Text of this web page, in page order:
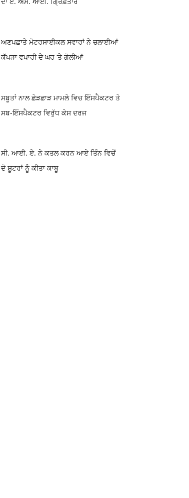
ਅਣਪਛਾਤੇ ਮੋਟਰਸਾਈਕਲ ਸਵਾਰਾਂ ਨੇ ਚਲਾਈਆਂ
ਕੱਪੜਾ ਵਪਾਰੀ ਦੇ ਘਰ ‘ਤੇ ਗੋਲੀਆਂ
ਸਬੂਤਾਂ ਨਾਲ ਛੇੜਛਾੜ ਮਾਮਲੇ ਵਿਚ ਇੰਸਪੈਕਟਰ ਤੇ
ਸਬ-ਇੰਸਪੈਕਟਰ ਵਿਰੁੱਧ ਕੇਸ ਦਰਜ
ਸੀ. ਆਈ. ਏ. ਨੇ ਕਤਲ ਕਰਨ ਆਏ ਤਿੰਨ ਵਿਚੋਂ
ਦੋ ਸ਼ੂਟਰਾਂ ਨੂੰ ਕੀਤਾ ਕਾਬੂ